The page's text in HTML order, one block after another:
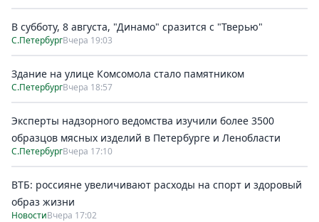
В субботу, 8 августа, "Динамо" сразится с "Тверью"
С.ПетербургВчера 19:03
Здание на улице Комсомола стало памятником
С.ПетербургВчера 18:57
Эксперты надзорного ведомства изучили более 3500
образцов мясных изделий в Петербурге и Ленобласти
С.ПетербургВчера 17:10
ВТБ: россияне увеличивают расходы на спорт и здоровый
образ жизни
НовостиВчера 17:02